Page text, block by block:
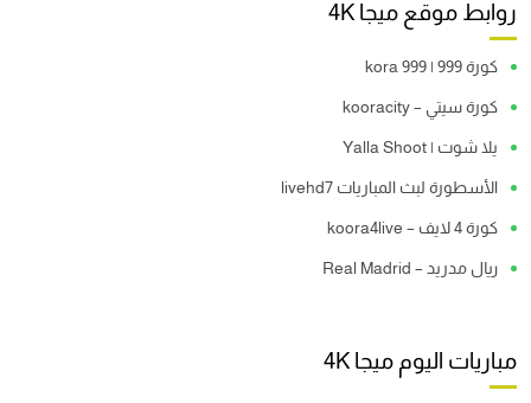
روابط موقع ميجا 4K
كورة 999 | kora 999
كورة سيتي – kooracity
يلا شوت | Yalla Shoot
الأسطورة لبث المباريات livehd7
كورة 4 لايف – koora4live
ريال مدريد – Real Madrid
مباريات اليوم ميجا 4K